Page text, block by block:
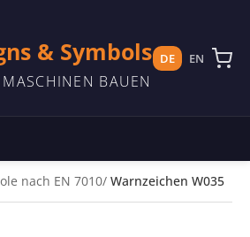
& Symbols
BAUEN
DE EN
nach EN 7010 Warnzeichen W035